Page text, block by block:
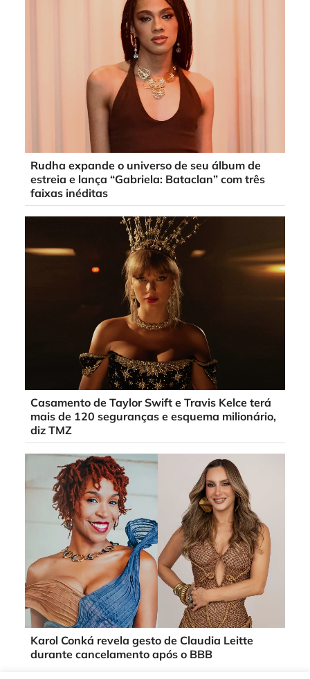
Rudha expande o universo de seu álbum de
estreia e lança “Gabriela: Bataclan” com três
faixas inéditas
Casamento de Taylor Swift e Travis Kelce terá
mais de 120 seguranças e esquema milionário,
diz TMZ
Karol Conká revela gesto de Claudia Leitte
durante cancelamento após o BBB